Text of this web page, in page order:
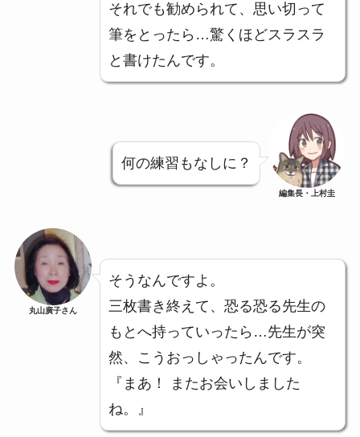
それでも勧められて、思い切って
筆をとったら…驚くほどスラスラ
と書けたんです。
何の練習もなしに？
編集長・上村圭
丸山廣子さん
そうなんですよ。
三枚書き終えて、恐る恐る先生の
もとへ持っていったら…先生が突
然、こうおっしゃったんです。
『まあ！ またお会いしました
ね。』